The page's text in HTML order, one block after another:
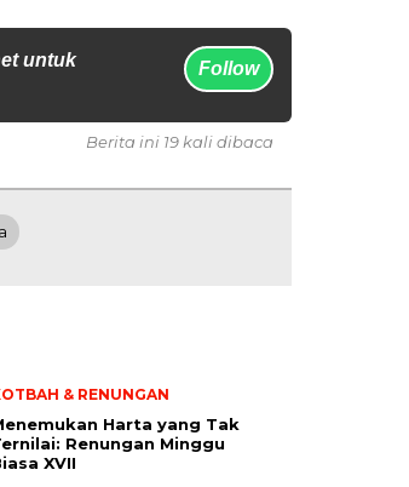
untuk
Follow
Berita ini 19 kali dibaca
& RENUNGAN
Harta yang Tak
Renungan Minggu
XVII